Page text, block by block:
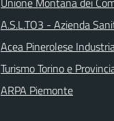
A.S.L.TO3 - Azienda
Acea Pinerolese
Turismo Torino e
ARPA Piemonte